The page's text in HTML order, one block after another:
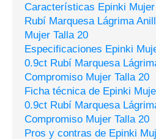
Características Epinki
Rubí Marquesa Lágrima
Mujer Talla 20
Especificaciones Epinki
0.9ct Rubí Marquesa
Compromiso Mujer Talla 20
Ficha técnica de Epinki
0.9ct Rubí Marquesa
Compromiso Mujer Talla 20
Pros y contras de Epinki